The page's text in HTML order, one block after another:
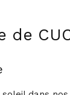
de